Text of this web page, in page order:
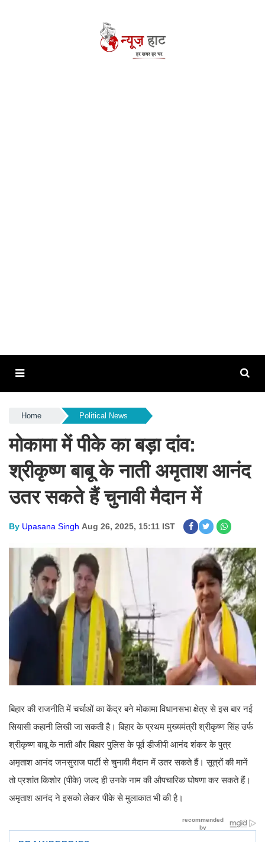
Home Political News
मोकामा में पीके का बड़ा दांव:
श्रीकृष्ण बाबू के नाती अमृताश आनंद
उतर सकते हैं चुनावी मैदान में
By Upasana Singh Aug 26, 2025, 15:11 IST
बिहार की राजनीति में चर्चाओं का केंद्र बने मोकामा विधानसभा क्षेत्र से इस बार नई
सियासी कहानी लिखी जा सकती है। बिहार के प्रथम मुख्यमंत्री श्रीकृष्ण सिंह उर्फ
श्रीकृष्ण बाबू के नाती और बिहार पुलिस के पूर्व डीजीपी आनंद शंकर के पुत्र
अमृताश आनंद जनसुराज पार्टी से चुनावी मैदान में उतर सकते हैं। सूत्रों की मानें
तो प्रशांत किशोर (पीके) जल्द ही उनके नाम की औपचारिक घोषणा कर सकते हैं।
अमृताश आनंद ने इसको लेकर पीके से मुलाकात भी की है।